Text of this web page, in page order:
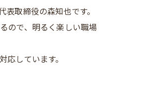
取締役の森知也です。
ので、明るく楽しい職場
しています。